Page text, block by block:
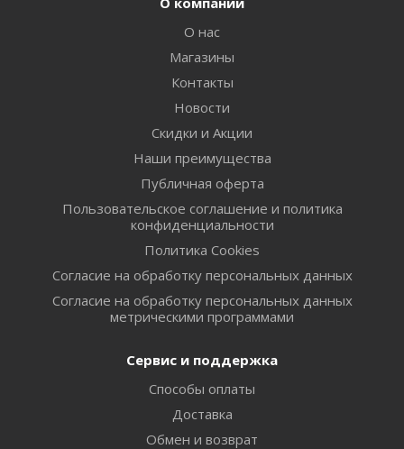
О нас
Магазины
Контакты
Новости
Скидки и Акции
Наши преимущества
Публичная оферта
Пользовательское соглашение и политика
конфиденциальности
Политика Cookies
Согласие на обработку персональных данных
Согласие на обработку персональных данных
метрическими программами
Сервис и поддержка
Способы оплаты
Доставка
Обмен и возврат